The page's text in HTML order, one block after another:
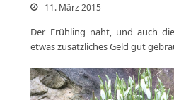
11. März 2015
Der Frühling naht, und auch
etwas zusätzliches Geld gut